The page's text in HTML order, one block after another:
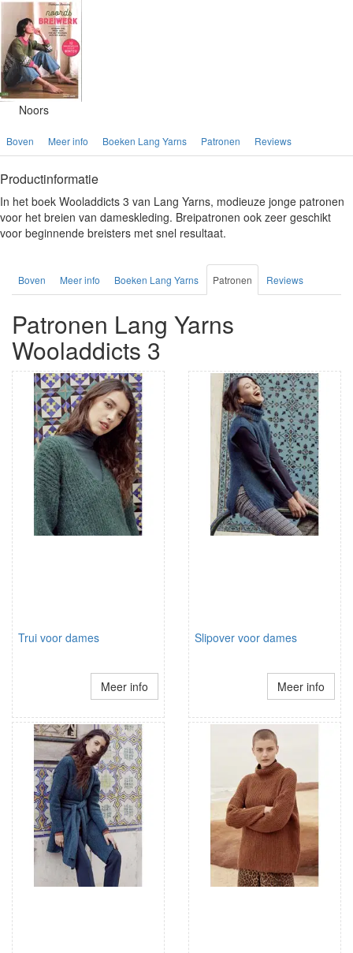
Noors
Boven Meer info Boeken Lang Yarns Patronen Reviews
Productinformatie
In het boek Wooladdicts 3 van Lang Yarns, modieuze jonge patronen
voor het breien van dameskleding. Breipatronen ook zeer geschikt
voor beginnende breisters met snel resultaat.
Boven Meer info Boeken Lang Yarns Patronen Reviews
Patronen Lang Yarns
Wooladdicts 3
Trui voor dames
Meer info
Slipover voor dames
Meer info